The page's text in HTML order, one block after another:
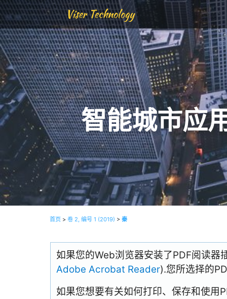
Viser Technology
智能城市应
首页 > 卷 2, 编号 1 (2019) > 秦
如果您的Web浏览器安装了PDF阅读器
Adobe Acrobat Reader).您所选择的
如果您想要有关如何打印、保存和使用